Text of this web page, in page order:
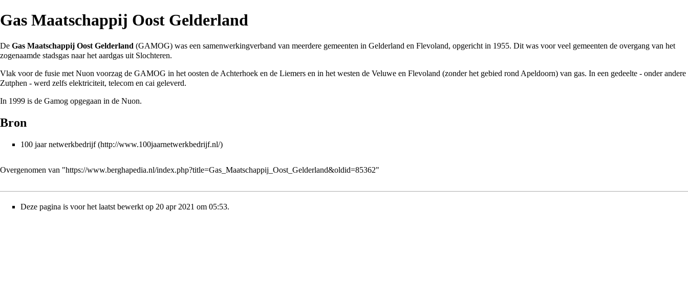
Gas Maatschappij Oost Gelderland
De Gas Maatschappij Oost Gelderland (GAMOG) was een samenwerkingverband van meerdere gemeenten in Gelderland en Flevoland, opgericht in 1955. Dit was voor veel gemeenten de overgang van het
zogenaamde stadsgas naar het aardgas uit Slochteren.
Vlak voor de fusie met Nuon voorzag de GAMOG in het oosten de Achterhoek en de Liemers en in het westen de Veluwe en Flevoland (zonder het gebied rond Apeldoorn) van gas. In een gedeelte - onder andere
Zutphen - werd zelfs elektriciteit, telecom en cai geleverd.
In 1999 is de Gamog opgegaan in de Nuon.
Bron
100 jaar netwerkbedrijf
Overgenomen van "https://www.berghapedia.nl/index.php?title=Gas_Maatschappij_Oost_Gelderland&oldid=85362"
Deze pagina is voor het laatst bewerkt op 20 apr 2021 om 05:53.